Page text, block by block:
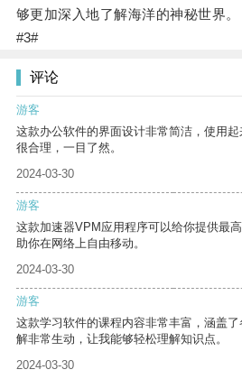
够更加深入地了解海洋的神秘世界。
#3#
评论
游客
这款办公软件的界面设计非常简洁，使用
很合理，一目了然。
2024-03-30
游客
这款加速器VPM应用程序可以给你提供最
助你在网络上自由移动。
2024-03-30
游客
这款学习软件的课程内容非常丰富，涵盖
解非常生动，让我能够轻松理解知识点。
2024-03-30